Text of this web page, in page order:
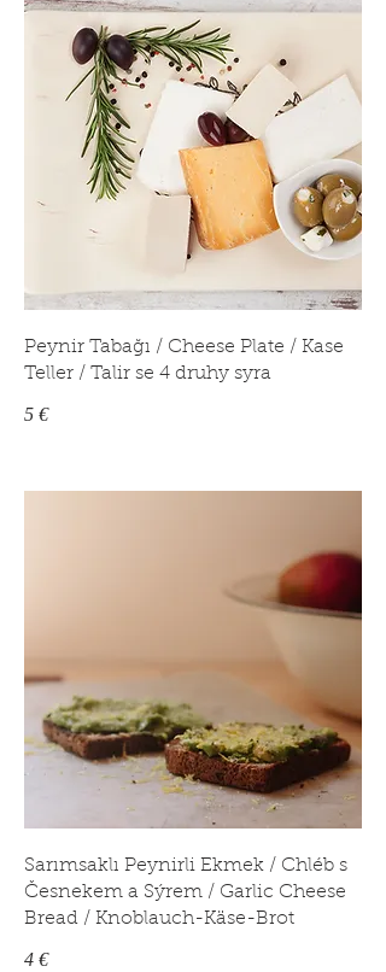
Peynir Tabağı / Cheese Plate / Kase
Teller / Talir se 4 druhy syra
5 €
Sarımsaklı Peynirli Ekmek / Chléb s
Česnekem a Sýrem / Garlic Cheese
Bread / Knoblauch-Käse-Brot
4 €